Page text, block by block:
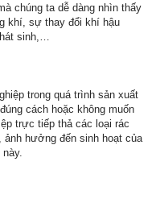
chúng ta dễ dàng nhìn thấy
khí, sự thay đổi khí hậu
sinh,…
trong quá trình sản xuất
cách hoặc không muốn
trực tiếp thả các loại rác
ảnh hưởng đến sinh hoạt của